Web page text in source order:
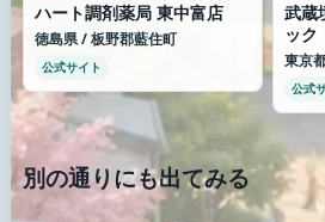
ハート調剤薬局 東中富店
徳島県 / 板野郡藍住町
公式サイト
武蔵
ック
東京
公式
別の通りにも出てみる